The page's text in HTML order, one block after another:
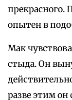
прекрасного.
опытен в
Мак
стыда. Он
разве этим он